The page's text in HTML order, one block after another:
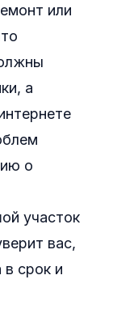
или
а
о
участок
вас,
в срок и